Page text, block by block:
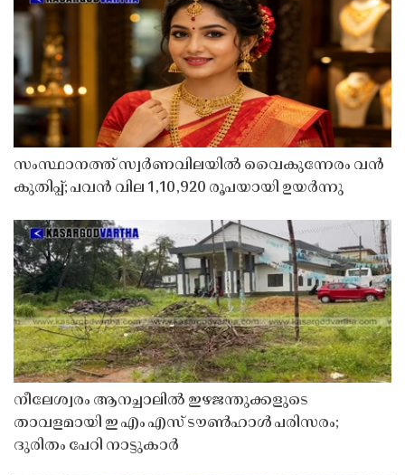
സംസ്ഥാനത്ത് സ്വർണവിലയിൽ വൈകുന്നേരം വൻ
കുതിപ്പ്; പവൻ വില 1,10,920 രൂപയായി ഉയർന്നു
നീലേശ്വരം ആനച്ചാലിൽ ഇഴജന്തുക്കളുടെ
താവളമായി ഇ എം എസ് ടൗൺഹാൾ പരിസരം;
ദുരിതം പേറി നാട്ടുകാർ